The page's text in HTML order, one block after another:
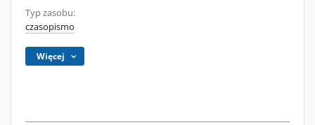
Typ zasobu:
czasopismo
Więcej